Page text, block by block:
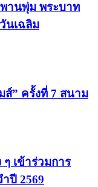
านพุ่ม พระบาท
นเฉลิม
ส์” ครั้งที่ 7 สนาม
เข้าร่วมการ
ปี 2569